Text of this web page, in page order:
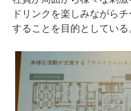
ドリンクを楽しみながら
することを目的としている